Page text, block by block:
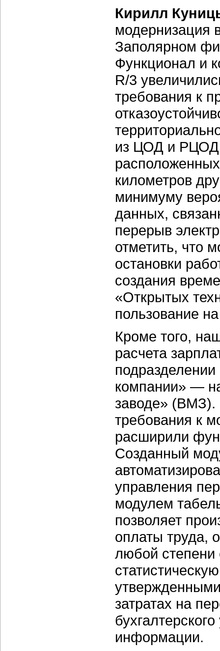
Кирилл
модернизация
Заполярном
Функционал и
R/3
требования к
из ЦОД и
километров
минимуму
данных,
перерыв
отметить, что
остановки
создания
«Открытых
пользование
Кроме того,
расчета
компании» —
заводе» (ВМЗ).
требования к
расширили
Созданный
управления
модулем
позволяет
оплаты труда,
любой степени
затратах на
информации.